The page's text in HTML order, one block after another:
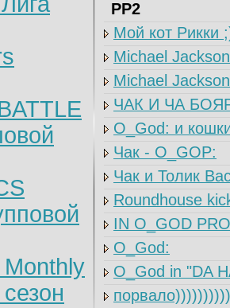
PP2
Мой кот Рикки
Michael
Michael
ЧАК И ЧА
O_God: и
Чак - O_GOP:
Чак и Толик
Roundhouse
IN O_GOD
O_God:
O_God in "DA